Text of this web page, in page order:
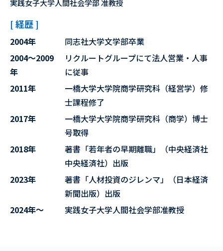
実践女子大学人間社会学部 准教授
[ 経歴 ]
2004年
同志社大学文学部卒業
2004～2009
年
リクルートグループにて法人営業・人事
に従事
2011年
一橋大学大学院商学研究科（経営学）修
士課程修了
2017年
一橋大学大学院商学研究科（商学）博士
号取得
2018年
著書「若年者の早期離職」（中央経済社
中央経済社）出版
2023年
著書「人材投資のジレンマ」（日本経済
新聞出版）出版
2024年～
実践女子大学人間社会学部准教授